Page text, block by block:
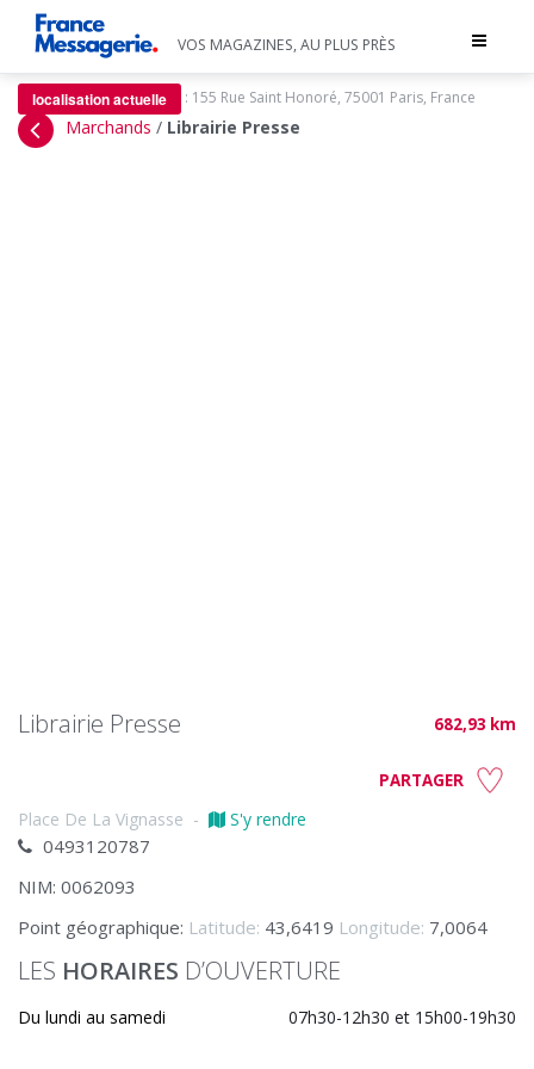
Toggle
VOS MAGAZINES, AU PLUS PRÈS
localisation actuelle : 155 Rue Saint Honoré, 75001 Paris, France
Marchands / Librairie Presse
Librairie Presse 682,93 km
PARTAGER
Place De La Vignasse - S'y rendre
0493120787
NIM: 0062093
Point géographique: Latitude: 43,6419 Longitude: 7,0064
LES HORAIRES D’OUVERTURE
Du lundi au samedi 07h30-12h30 et 15h00-19h30